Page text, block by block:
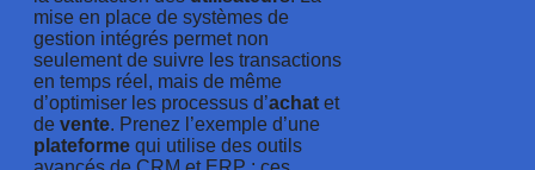
mise en place de systèmes de
gestion intégrés permet non
seulement de suivre les transactions
en temps réel, mais de même
d’optimiser les processus d’achat et
de vente. Prenez l’exemple d’une
plateforme qui utilise des outils